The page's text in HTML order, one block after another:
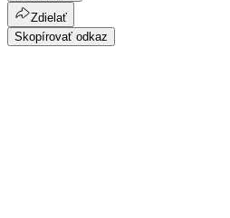
Zdielať
Skopírovať odkaz